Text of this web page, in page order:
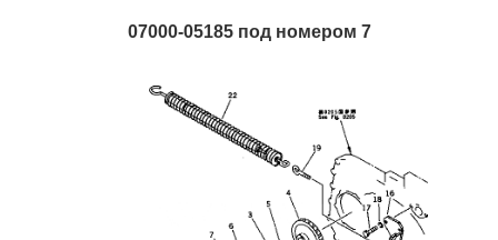
07000-05185 под номером 7